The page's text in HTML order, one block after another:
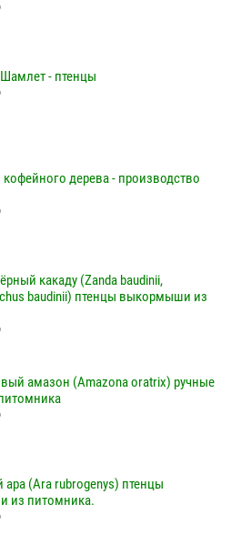
Шамлет - птенцы
кофейного дерева - производство
какаду (Zanda baudinii,
baudinii) птенцы выкормыши из
амазон (Amazona oratrix) ручные
ара (Ara rubrogenys) птенцы
из питомника.